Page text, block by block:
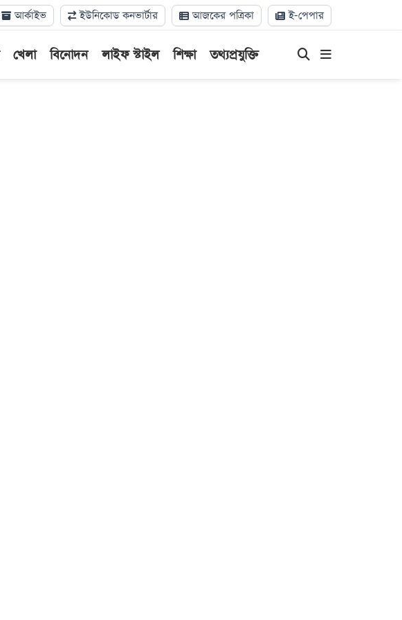
আর্কাইভ ইউনিকোড কনভার্টার আজকের পত্রিকা ই-পেপার
খেলা বিনোদন লাইফ স্টাইল শিক্ষা তথ্যপ্রযুক্তি